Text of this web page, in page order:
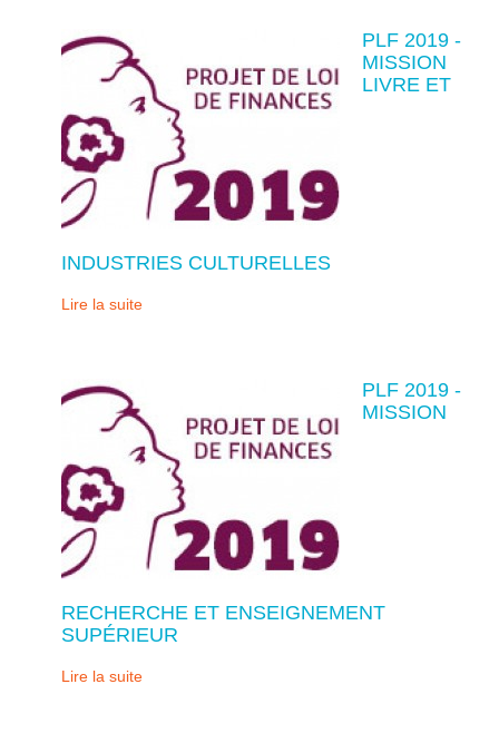
PLF 2019 -
MISSION
LIVRE ET
INDUSTRIES CULTURELLES
Lire la suite
PLF 2019 -
MISSION
RECHERCHE ET ENSEIGNEMENT
SUPÉRIEUR
Lire la suite